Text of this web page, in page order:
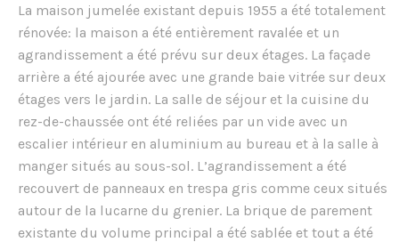
La maison jumelée existant depuis 1955 a été totalement
rénovée: la maison a été entièrement ravalée et un
agrandissement a été prévu sur deux étages. La façade
arrière a été ajourée avec une grande baie vitrée sur deux
étages vers le jardin. La salle de séjour et la cuisine du
rez-de-chaussée ont été reliées par un vide avec un
escalier intérieur en aluminium au bureau et à la salle à
manger situés au sous-sol. L’agrandissement a été
recouvert de panneaux en trespa gris comme ceux situés
autour de la lucarne du grenier. La brique de parement
existante du volume principal a été sablée et tout a été